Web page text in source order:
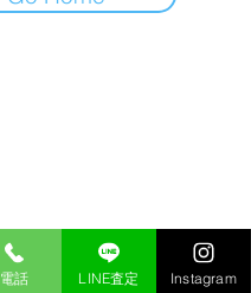
電話 LINE査定 Instagram